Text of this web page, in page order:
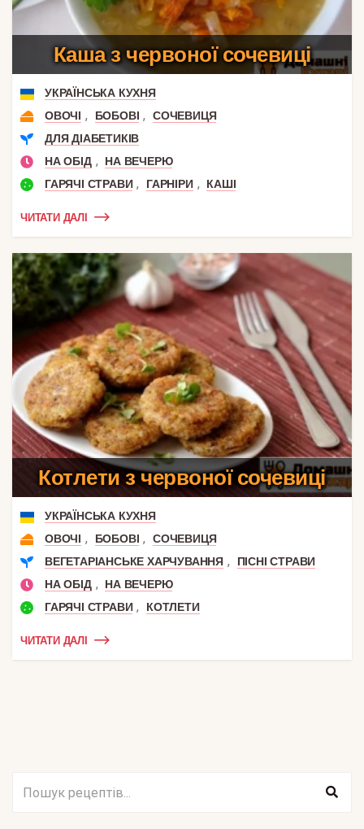
Каша з червоної сочевиці
УКРАЇНСЬКА КУХНЯ
ОВОЧІ , БОБОВІ ,
СОЧЕВИЦЯ
ДЛЯ ДІАБЕТИКІВ
НА ОБІД ,
НА ВЕЧЕРЮ
ГАРЯЧІ СТРАВИ , ГАРНІРИ , КАШІ
ЧИТАТИ ДАЛІ
Котлети з червоної сочевиці
УКРАЇНСЬКА КУХНЯ
ОВОЧІ , БОБОВІ ,
СОЧЕВИЦЯ
ВЕГЕТАРІАНСЬКЕ ХАРЧУВАННЯ ,
ПІСНІ СТРАВИ
НА ОБІД ,
НА ВЕЧЕРЮ
ГАРЯЧІ СТРАВИ , КОТЛЕТИ
ЧИТАТИ ДАЛІ